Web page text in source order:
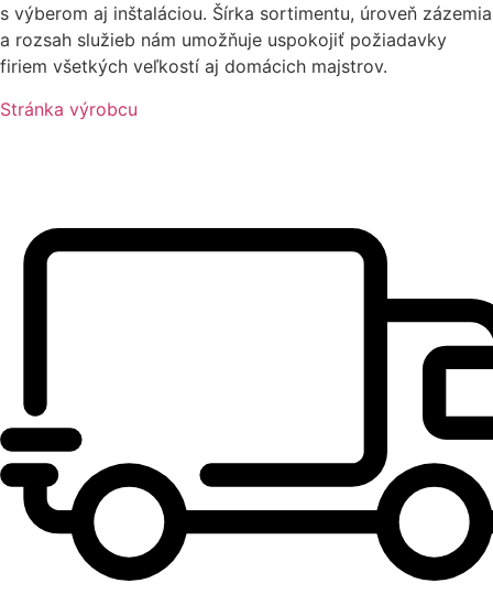
s výberom aj inštaláciou. Šírka sortimentu, úroveň zázemia
a rozsah služieb nám umožňuje uspokojiť požiadavky
firiem všetkých veľkostí aj domácich majstrov.
Stránka výrobcu